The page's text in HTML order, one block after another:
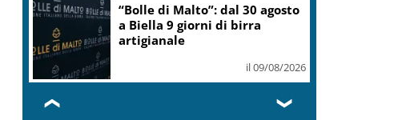
“Bolle di Malto”: dal 30 agosto
a Biella 9 giorni di birra
artigianale
il 09/08/2026
❮ ❯